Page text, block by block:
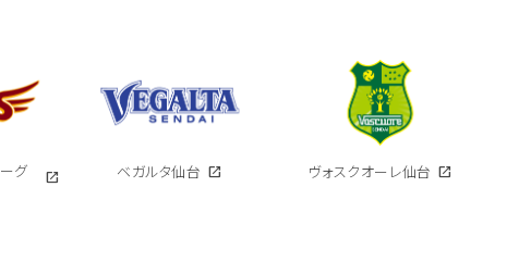
グ open_in_new ベガルタ仙台 open_in_new ヴォスクオーレ仙台 open_in_new